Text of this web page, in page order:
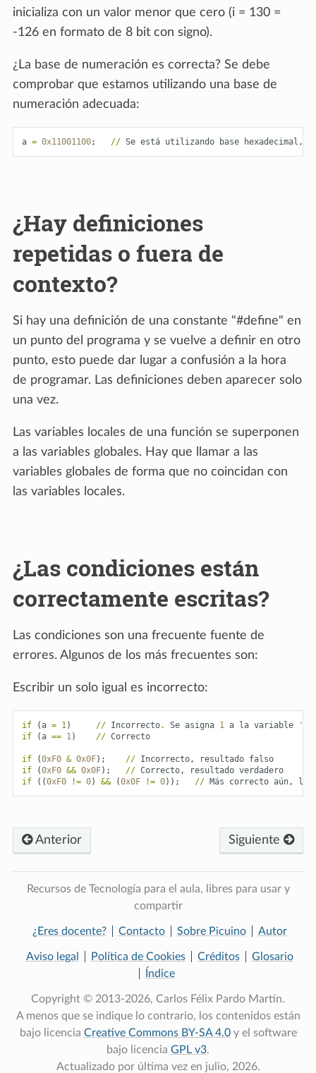
inicializa con un valor menor que cero (i = 130 =
-126 en formato de 8 bit con signo).
¿La base de numeración es correcta? Se debe
comprobar que estamos utilizando una base de
numeración adecuada:
a = 0x11001100; // Se está utilizando base hexadecimal ,
¿Hay definiciones
repetidas o fuera de
contexto?
Si hay una definición de una constante "#define" en
un punto del programa y se vuelve a definir en otro
punto, esto puede dar lugar a confusión a la hora
de programar. Las definiciones deben aparecer solo
una vez.
Las variables locales de una función se superponen
a las variables globales. Hay que llamar a las
variables globales de forma que no coincidan con
las variables locales.
¿Las condiciones están
correctamente escritas?
Las condiciones son una frecuente fuente de
errores. Algunos de los más frecuentes son:
Escribir un solo igual es incorrecto:
if (a = 1 ) // Incorrecto. Se asigna 1 a la variable
'a'
if
(a == 1 ) // Correcto
if (0xF0 & 0x0F); // Incorrecto , resultado falso
if
(0xF0 && 0x0F); // Correcto , resultado verdadero
if
((0xF0 != 0) && (0x0F != 0)); // Más correcto aún , la
Siguiente
Anterior
Recursos de Tecnología para el aula, libres para usar y
compartir
¿Eres docente? Contacto Sobre Picuino Autor
Aviso legal Política de Cookies Créditos
Glosario
Índice
Copyright © 2013-2026, Carlos Félix Pardo Martín.
A menos que se indique lo contrario, los contenidos están
bajo licencia Creative Commons BY-SA 4.0y el software
bajo licencia GPL v3.
Actualizado por última vez en julio, 2026.